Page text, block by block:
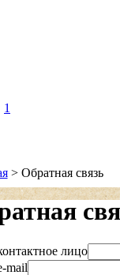
1
> Обратная связь
лицо
mail